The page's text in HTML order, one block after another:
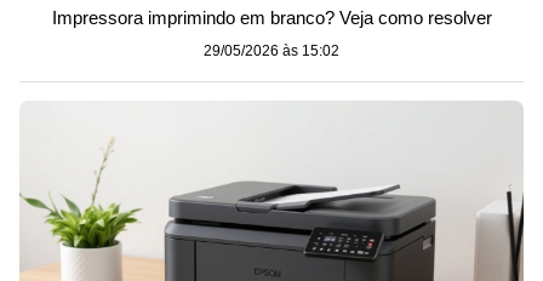
Impressora imprimindo em branco? Veja como resolver
29/05/2026 às 15:02